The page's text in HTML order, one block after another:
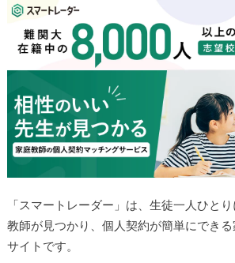
「スマートレーダー」は、生徒一人ひと
教師が見つかり、個人契約が簡単にでき
サイトです。